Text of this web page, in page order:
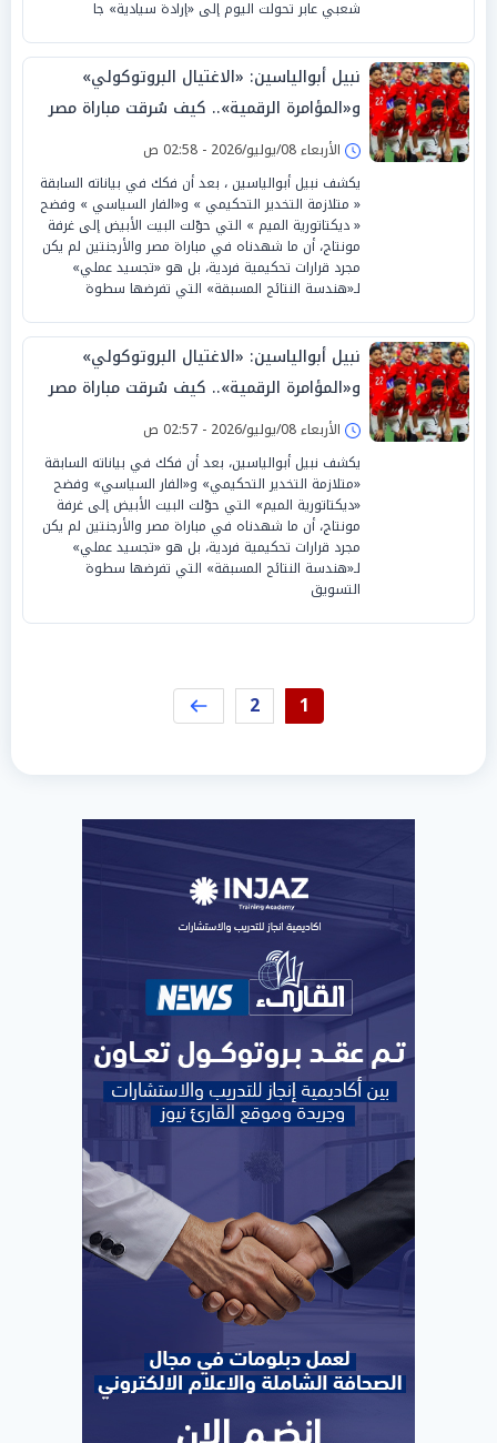
شعبي عابر تحولت اليوم إلى «إرادة سيادية» جا
نبيل أبوالياسين: «الاغتيال البروتوكولي»
و«المؤامرة الرقمية».. كيف سُرقت مباراة مصر
وصُدم العالم؟
الأربعاء 08/يوليو/2026 - 02:58 ص
يكشف نبيل أبوالياسين ، بعد أن فكك في بياناته السابقة
« متلازمة التخدير التحكيمي » و«الفار السياسي » وفضح
« ديكتاتورية الميم » التي حوّلت البيت الأبيض إلى غرفة
مونتاج، أن ما شهدناه في مباراة مصر والأرجنتين لم يكن
مجرد قرارات تحكيمية فردية، بل هو «تجسيد عملي»
لـ«هندسة النتائج المسبقة» التي تفرضها سطوة
نبيل أبوالياسين: «الاغتيال البروتوكولي»
و«المؤامرة الرقمية».. كيف سُرقت مباراة مصر
وصُدم العالم؟
الأربعاء 08/يوليو/2026 - 02:57 ص
يكشف نبيل أبوالياسين، بعد أن فكك في بياناته السابقة
«متلازمة التخدير التحكيمي» و«الفار السياسي» وفضح
«ديكتاتورية الميم» التي حوّلت البيت الأبيض إلى غرفة
مونتاج، أن ما شهدناه في مباراة مصر والأرجنتين لم يكن
مجرد قرارات تحكيمية فردية، بل هو «تجسيد عملي»
لـ«هندسة النتائج المسبقة» التي تفرضها سطوة
التسويق
1
2